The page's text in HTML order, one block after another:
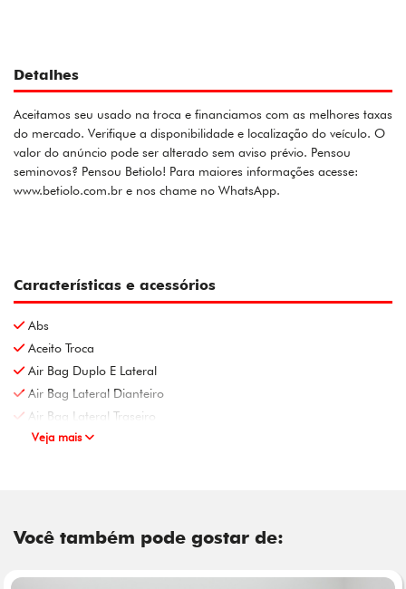
Detalhes
Aceitamos seu usado na troca e financiamos com as melhores taxas
do mercado. Verifique a disponibilidade e localização do veículo. O
valor do anúncio pode ser alterado sem aviso prévio. Pensou
seminovos? Pensou Betiolo! Para maiores informações acesse:
www.betiolo.com.br e nos chame no WhatsApp.
Características e acessórios
Abs
Aceito Troca
Air Bag Duplo E Lateral
Air Bag Lateral Dianteiro
Air Bag Lateral Traseiro
Veja mais
Você também pode gostar de: